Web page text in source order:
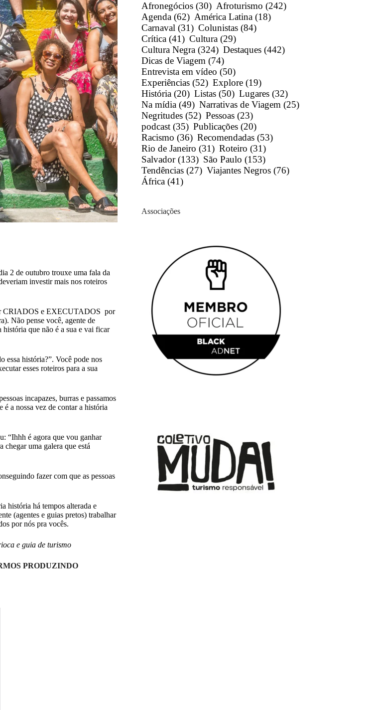
2 de outubro trouxe uma fala da
investir mais nos roteiros
CRIADOS e EXECUTADOS por
Não pense você, agente de
que não é a sua e vai ficar
essa história?”. Você pode nos
esses roteiros para a sua
incapazes, burras e passamos
a nossa vez de contar a história
“Ihhh é agora que vou ganhar
chegar uma galera que está
fazer com que as pessoas
história há tempos alterada e
(agentes e guias pretos) trabalhar
por nós pra vocês.
e guia de turismo
PRODUZINDO
Afronegócios (30) Afroturismo (242)
Agenda (62) América Latina (18)
Carnaval (31) Colunistas (84)
Crítica (41) Cultura (29)
Cultura Negra (324) Destaques (442)
Dicas de Viagem (74)
Entrevista em vídeo (50)
Experiências (52) Explore (19)
História (20) Listas (50) Lugares (32)
Na mídia (49) Narrativas de Viagem (25)
Negritudes (52) Pessoas (23)
podcast (35) Publicações (20)
Racismo (36) Recomendadas (53)
Rio de Janeiro (31) Roteiro (31)
Salvador (133) São Paulo (153)
Tendências (27) Viajantes Negros (76)
África (41)
Associações